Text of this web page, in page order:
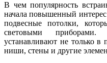
В чем популярность
начала повышенный
подвесные потолки,
световыми приборами.
устанавливают не только
ниши, стены и другие